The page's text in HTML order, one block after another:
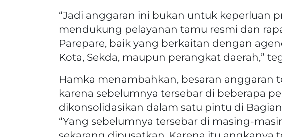
“Jadi anggaran ini bukan untuk keperluan
mendukung pelayanan tamu resmi dan
Parepare, baik yang berkaitan dengan
Kota, Sekda, maupun perangkat daerah,”
Hamka menambahkan, besaran anggaran
karena sebelumnya tersebar di beberapa
dikonsolidasikan dalam satu pintu di
“Yang sebelumnya tersebar di masing-